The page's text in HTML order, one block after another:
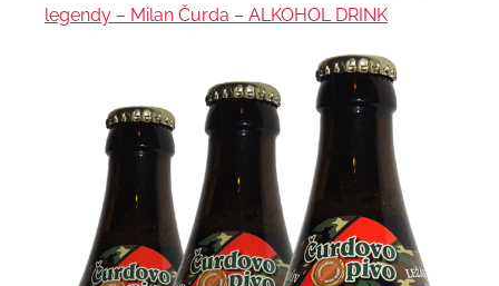
legendy – Milan Čurda – ALKOHOL DRINK